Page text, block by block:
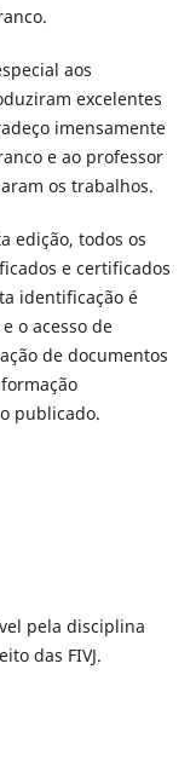
aos
excelentes
imensamente
e ao professor
os trabalhos.
edição, todos os
e certificados
identificação é
o acesso de
de documentos
publicado.
pela disciplina
das FIVJ.